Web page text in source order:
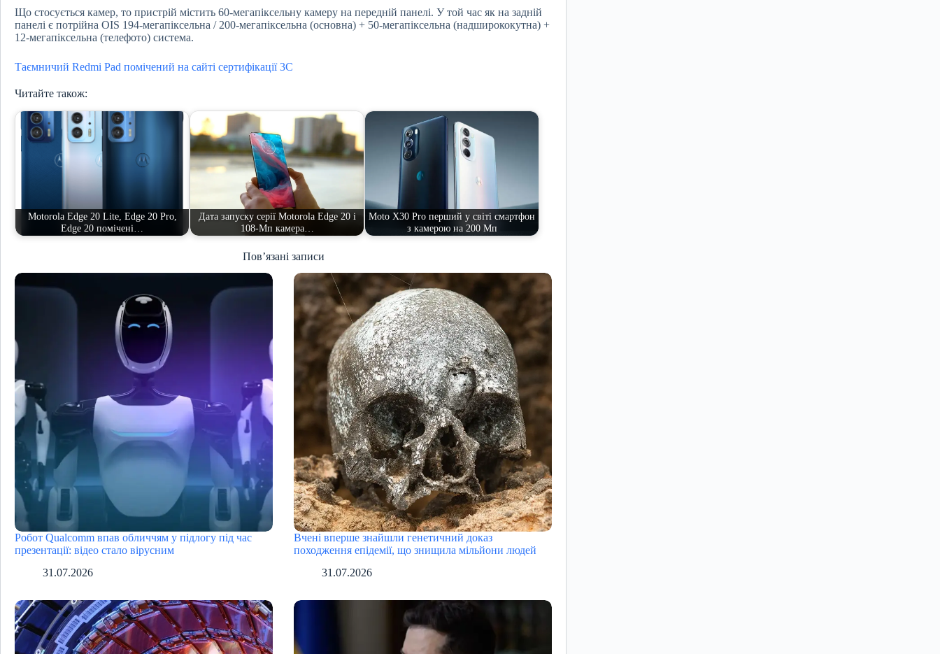
Що стосується камер, то пристрій містить 60-мегапіксельну камеру на передній панелі. У той час як на задній
панелі є потрійна OIS 194-мегапіксельна / 200-мегапіксельна (основна) + 50-мегапіксельна (надширококутна) +
12-мегапіксельна (телефото) система.
Таємничий Redmi Pad помічений на сайті сертифікації 3C
Читайте також:
Motorola Edge 20 Lite, Edge 20 Pro,
Edge 20 помічені…
Дата запуску серії Motorola Edge 20 і
108-Мп камера…
Moto X30 Pro перший у світі смартфон
з камерою на 200 Мп
Пов’язані записи
Робот Qualcomm впав обличчям у підлогу під час
презентації: відео стало вірусним
31.07.2026
Вчені вперше знайшли генетичний доказ
походження епідемії, що знищила мільйони людей
31.07.2026